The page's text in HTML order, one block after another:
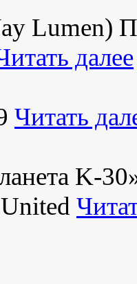
Lumen)
далее
Читать
K-